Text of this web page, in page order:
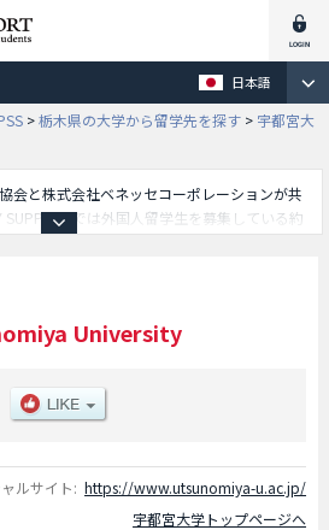
日本語
>栃木県の大学から留学先を探す > 宇都宮大
会と株式会社ベネッセコーポレーションが共
SUPPORTでは外国人留学生を募集している約
デザイン科学部やデータサイエンス経営学部
合格者数など入試情報、施設案内、アクセス
を掲載しているので是非ご利用ください。
University
ルサイト: https://www.utsunomiya-u.ac.jp/
宇都宮大学トップページへ